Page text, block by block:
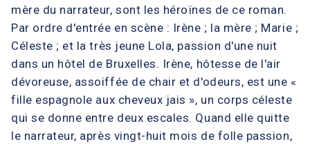
mère du narrateur, sont les héroïnes de ce roman.
Par ordre d'entrée en scène : Irène ; la mère ; Marie ;
Céleste ; et la très jeune Lola, passion d'une nuit
dans un hôtel de Bruxelles. Irène, hôtesse de l'air
dévoreuse, assoiffée de chair et d'odeurs, est une «
fille espagnole aux cheveux jais », un corps céleste
qui se donne entre deux escales. Quand elle quitte
le narrateur, après vingt-huit mois de folle passion,